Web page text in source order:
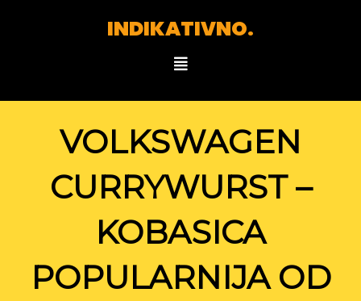
INDIKATIVNO.
Menu
VOLKSWAGEN
CURRYWURST –
KOBASICA
POPULARNIJA OD